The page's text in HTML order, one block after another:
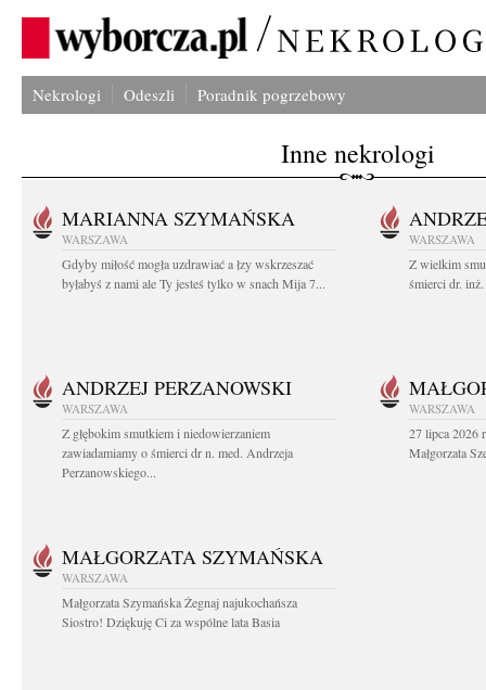
Nekrologi Odeszli Poradnik pogrzebowy
Inne nekrologi
MARIANNA SZYMAŃSKA
WARSZAWA
Gdyby miłość mogła uzdrawiać a łzy wskrzeszać
byłabyś z nami ale Ty jesteś tylko w snach Mija 7...
WARSZAWA
Z wielkim
śmierci dr.
ANDRZEJ PERZANOWSKI
WARSZAWA
Z głębokim smutkiem i niedowierzaniem
zawiadamiamy o śmierci dr n. med. Andrzeja
Perzanowskiego...
WARSZAWA
27 lipca 2026
Małgorzata
MAŁGORZATA SZYMAŃSKA
WARSZAWA
Małgorzata Szymańska Żegnaj najukochańsza
Siostro! Dziękuję Ci za wspólne lata Basia